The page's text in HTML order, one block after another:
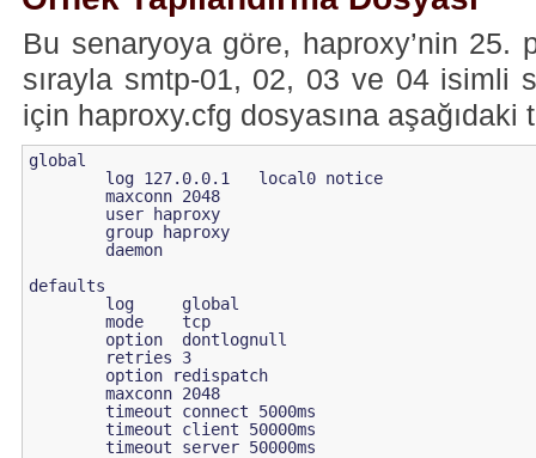
Bu senaryoya göre, haproxy’nin 25.
sırayla smtp-01, 02, 03 ve 04 isimli
için haproxy.cfg dosyasına aşağıdaki
global
        log 127.0.0.1   local0 notice
        maxconn 2048
        user haproxy
        group haproxy
        daemon
defaults
        log     global
        mode    tcp
        option  dontlognull
        retries 3
        option redispatch
        maxconn 2048
        timeout connect 5000ms
        timeout client 50000ms
        timeout server 50000ms